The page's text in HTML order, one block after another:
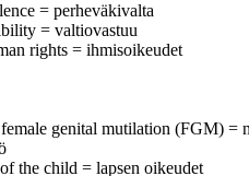
= perheväkivalta
= valtiovastuu
rights = ihmisoikeudet
genital mutilation (FGM) =
the child = lapsen oikeudet